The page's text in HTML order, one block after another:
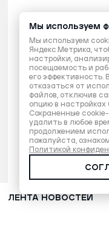
ЛЕНТА НОВОСТЕЙ
Мы используем
Мы используем
Яндекс.Метрика,
настройки,
посещаемость и
его эффективность.
отказаться от
файлов, отключив
опцию в настройках
Сохраненные
удалить в любое
продолжением
пожалуйста,
Политикой